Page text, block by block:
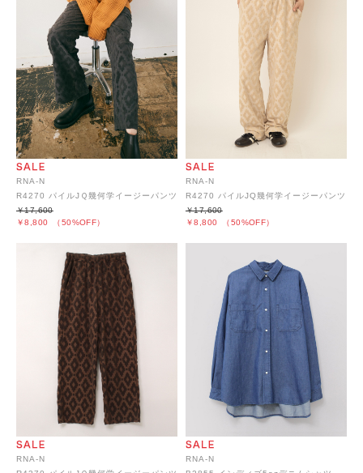
RNA-N
R4270 パイルJＱ幾何学イージーパンツ
￥8,800 （50%OFF）
￥17,600
RNA-N
R4270 パイルJQ幾何学イージーパンツ
￥8,800 （50%OFF）
￥17,600
RNA-N
RNA-N